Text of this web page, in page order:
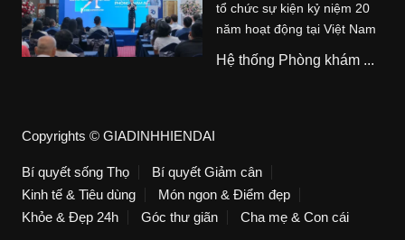
tổ chức sự kiện kỷ niệm 20
năm hoạt động tại Việt Nam
Hệ thống Phòng khám ...
Copyrights © GIADINHHIENDAI
Bí quyết sống Thọ
Bí quyết Giảm cân
Kinh tế & Tiêu dùng
Món ngon & Điểm đẹp
Khỏe & Đẹp 24h
Góc thư giãn Cha mẹ & Con cái